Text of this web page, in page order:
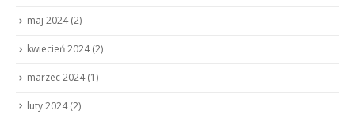
maj 2024(2)
kwiecień 2024(2)
marzec 2024(1)
luty 2024(2)